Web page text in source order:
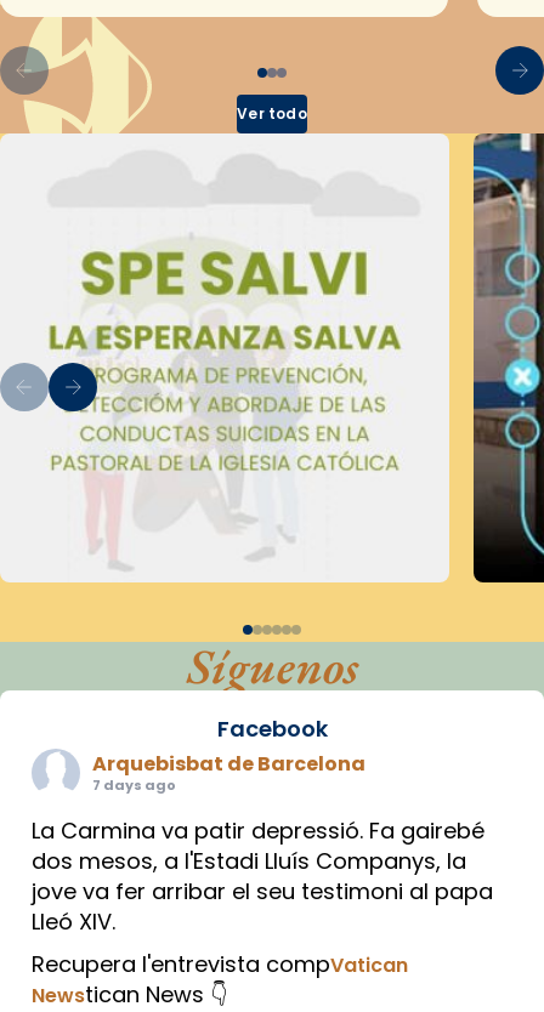
sobre…
Ver todo
Síguenos
Facebook
Arquebisbat de Barcelona
7 days ago
La Carmina va patir depressió. Fa gairebé
dos mesos, a l'Estadi Lluís Companys, la
jove va fer arribar el seu testimoni al papa
Lleó XIV.
Recupera l'entrevista compVatican
Newstican News 👇